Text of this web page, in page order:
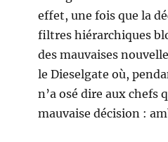
effet, une fois que la
filtres hiérarchiques
des mauvaises
le Dieselgate où,
n’a osé dire aux chefs
mauvaise décision :